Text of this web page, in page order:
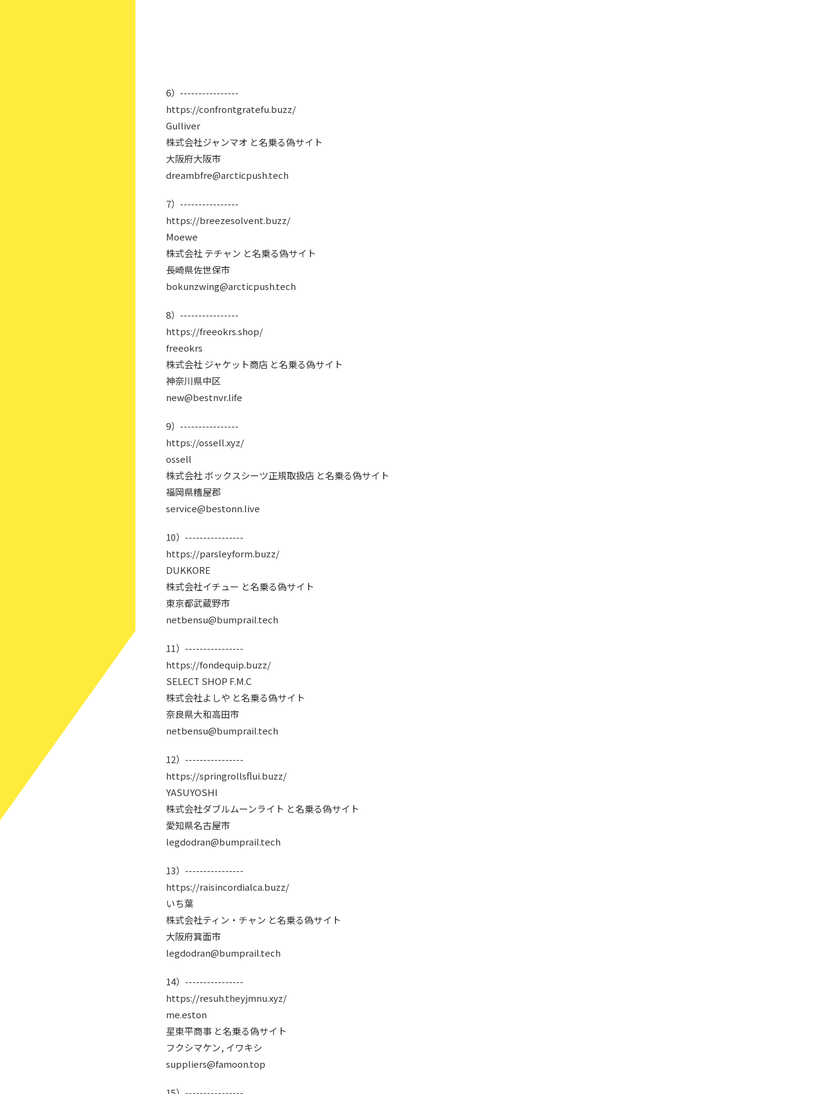
6）----------------
https://confrontgratefu.buzz/
Gulliver
株式会社ジャンマオ と名乗る偽サイト
大阪府大阪市
dreambfre@arcticpush.tech
7）----------------
https://breezesolvent.buzz/
Moewe
株式会社 テチャン と名乗る偽サイト
長崎県佐世保市
bokunzwing@arcticpush.tech
8）----------------
https://freeokrs.shop/
freeokrs
株式会社 ジャケット商店 と名乗る偽サイト
神奈川県中区
new@bestnvr.life
9）----------------
https://ossell.xyz/
ossell
株式会社 ボックスシーツ正規取扱店 と名乗る偽サイト
福岡県糟屋郡
service@bestonn.live
10）----------------
https://parsleyform.buzz/
DUKKORE
株式会社イチュー と名乗る偽サイト
東京都武蔵野市
netbensu@bumprail.tech
11）----------------
https://fondequip.buzz/
SELECT SHOP F.M.C
株式会社よしや と名乗る偽サイト
奈良県大和高田市
netbensu@bumprail.tech
12）----------------
https://springrollsflui.buzz/
YASUYOSHI
株式会社ダブルムーンライト と名乗る偽サイト
愛知県名古屋市
legdodran@bumprail.tech
13）----------------
https://raisincordialca.buzz/
いち葉
株式会社ティン・チャン と名乗る偽サイト
大阪府箕面市
legdodran@bumprail.tech
14）----------------
https://resuh.theyjmnu.xyz/
me.eston
星東平商事 と名乗る偽サイト
フクシマケン, イワキシ
suppliers@famoon.top